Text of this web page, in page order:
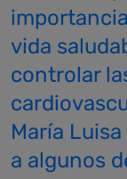
María
a algunos